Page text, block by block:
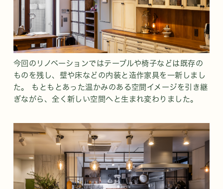
今回のリノベーションではテーブルや椅子などは既存の
ものを残し、壁や床などの内装と造作家具を一新しまし
た。 もともとあった温かみのある空間イメージを引き継
ぎながら、全く新しい空間へと生まれ変わりました。